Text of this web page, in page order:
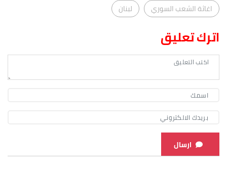
اغاثة الشعب السوري
لبنان
اترك تعليق
ارسال